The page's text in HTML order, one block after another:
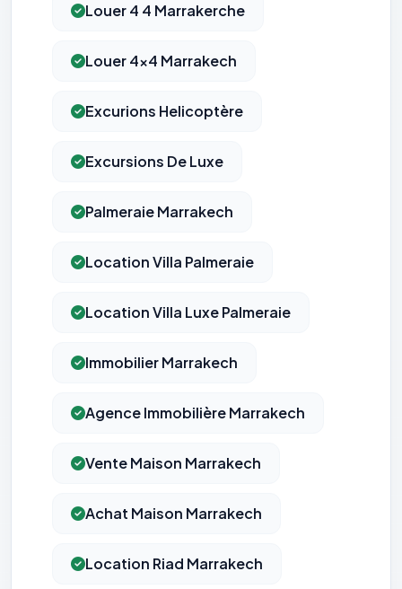
Louer 4 4 Marrakerche
Louer 4x4 Marrakech
Excurions Helicoptère
Excursions De Luxe
Palmeraie Marrakech
Location Villa Palmeraie
Location Villa Luxe Palmeraie
Immobilier Marrakech
Agence Immobilière Marrakech
Vente Maison Marrakech
Achat Maison Marrakech
Location Riad Marrakech